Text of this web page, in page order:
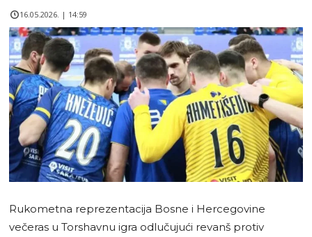
16.05.2026. | 14:59
Rukometna reprezentacija Bosne i Hercegovine
večeras u Torshavnu igra odlučujući revanš protiv